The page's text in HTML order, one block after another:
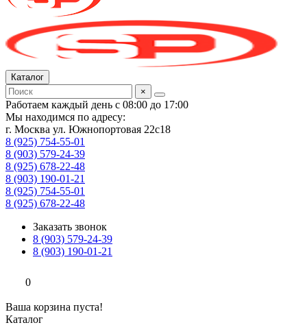
Каталог
×
Работаем каждый день с 08:00 до 17:00
Мы находимся по адресу:
г. Москва ул. Южнопортовая 22с18
8 (925) 754-55-01
8 (903) 579-24-39
8 (925) 678-22-48
8 (903) 190-01-21
8 (925) 754-55-01
8 (925) 678-22-48
Заказать звонок
8 (903) 579-24-39
8 (903) 190-01-21
0
Ваша корзина пуста!
Каталог